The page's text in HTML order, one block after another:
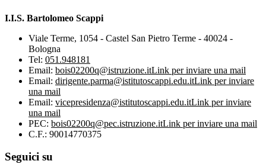
I.I.S. Bartolomeo Scappi
Viale Terme, 1054 - Castel San Pietro Terme - 40024 -
Bologna
Tel: 051.948181
Email: bois02200q@istruzione.itLink per inviare una mail
Email: dirigente.parma@istitutoscappi.edu.itLink per inviare
una mail
Email: vicepresidenza@istitutoscappi.edu.itLink per inviare
una mail
PEC: bois02200q@pec.istruzione.itLink per inviare una mail
C.F.: 90014770375
Seguici su